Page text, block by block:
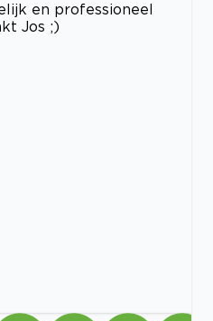
en professioneel
Jos ;)